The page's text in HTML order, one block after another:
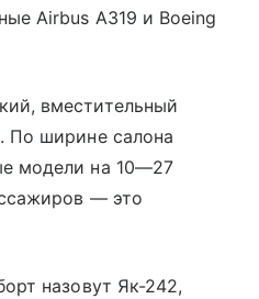
Airbus A319 и Boeing
вместительный
По ширине салона
модели на 10—27
— это
назовут Як-242,